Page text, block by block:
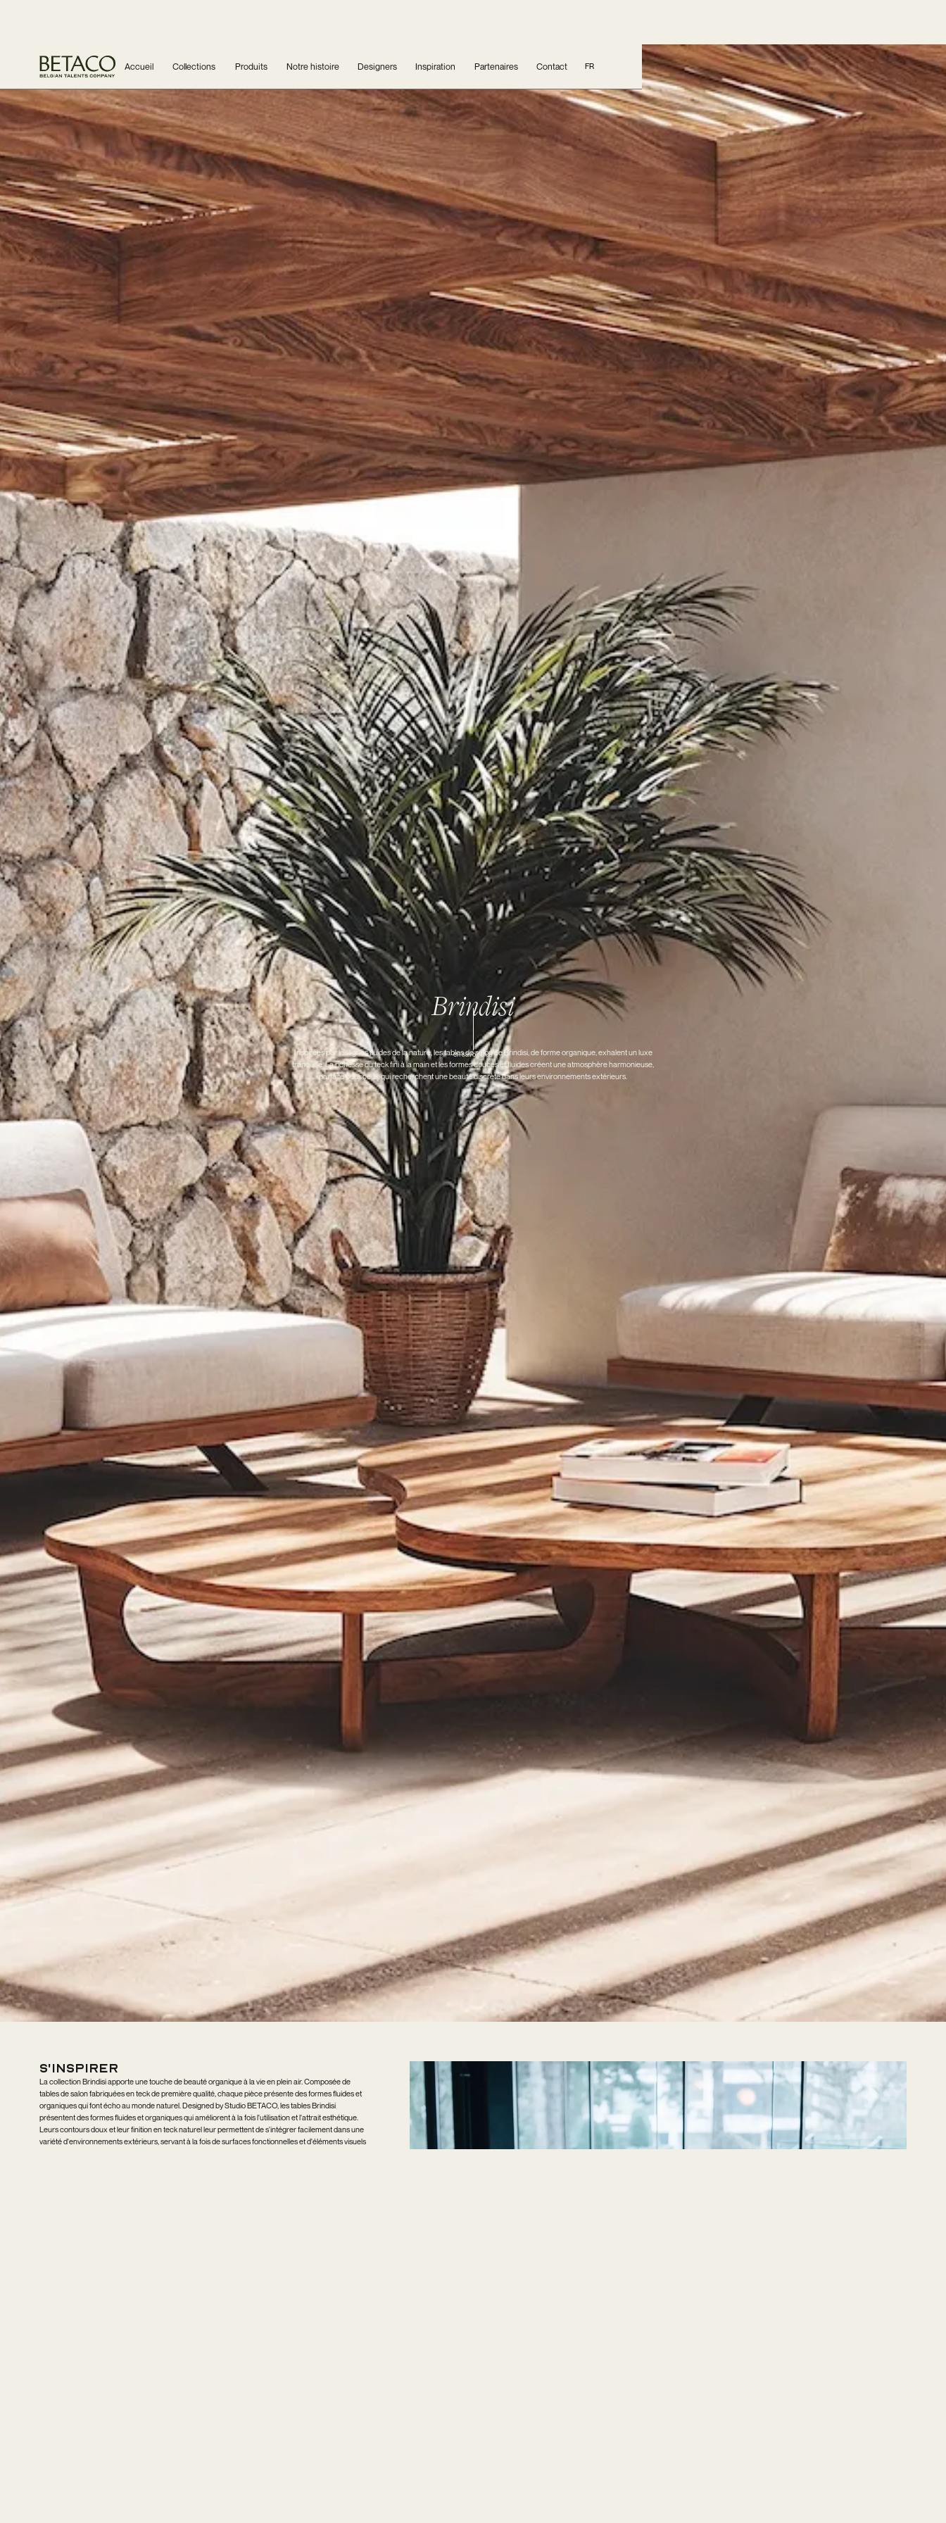
Accueil Collections Produits Notre histoire Designers Inspiration Partenaires Contact FR
Brindisi
Inspirées par les lignes fluides de la nature, les tables de salon de Brindisi, de forme organique, exhalent un luxe
tranquille. La richesse du teck fini à la main et les formes douces et fluides créent une atmosphère harmonieuse,
parfaite pour ceux qui recherchent une beauté discrète dans leurs environnements extérieurs.
en savoir plus
s'inspirer
La collection Brindisi apporte une touche de beauté organique à la vie en plein air. Composée de
tables de salon fabriquées en teck de première qualité, chaque pièce présente des formes fluides et
organiques qui font écho au monde naturel. Designed by Studio BETACO, les tables Brindisi
présentent des formes fluides et organiques qui améliorent à la fois l'utilisation et l'attrait esthétique.
Leurs contours doux et leur finition en teck naturel leur permettent de s'intégrer facilement dans une
variété d'environnements extérieurs, servant à la fois de surfaces fonctionnelles et d'éléments visuels